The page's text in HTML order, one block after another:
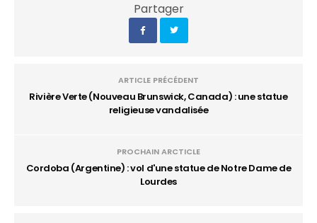
Partager
ARTICLE PRÉCÉDENT
Rivière Verte (Nouveau Brunswick, Canada) : une statue
religieuse vandalisée
PROCHAIN ARCTICLE
Cordoba (Argentine) : vol d'une statue de Notre Dame de
Lourdes